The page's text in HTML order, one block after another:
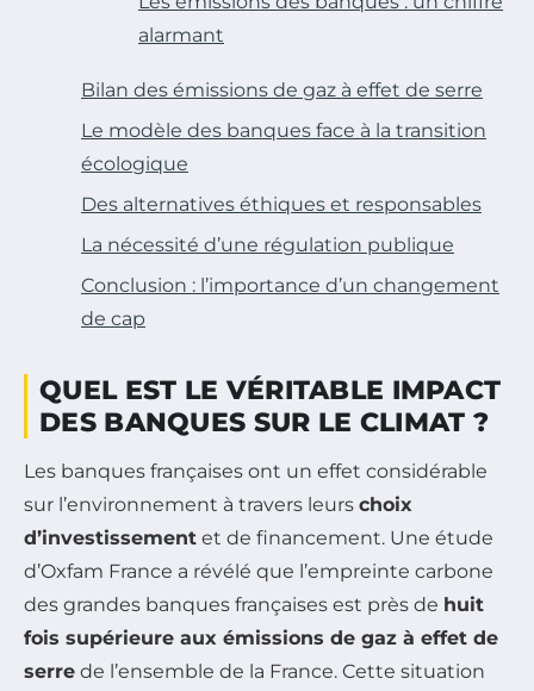
alarmant
Bilan des émissions de gaz à effet de serre
Le modèle des banques face à la transition
écologique
Des alternatives éthiques et responsables
La nécessité d’une régulation publique
Conclusion : l’importance d’un changement
de cap
QUEL EST LE VÉRITABLE IMPACT
DES BANQUES SUR LE CLIMAT ?
Les banques françaises ont un effet considérable
sur l’environnement à travers leurs choix
d’investissement et de financement. Une étude
d’Oxfam France a révélé que l’empreinte carbone
des grandes banques françaises est près de huit
fois supérieure aux émissions de gaz à effet de
serre de l’ensemble de la France. Cette situation